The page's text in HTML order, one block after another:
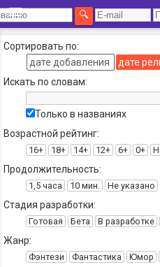
Сортировать по:
дате добавления
дате
Искать по словам:
Только в названиях
Возрастной рейтинг:
16+ 18+ 14+ 12+ 6+ 0+
Продолжительность:
1,5 часа 10 мин. Не указано
Стадия разработки:
Готовая Бета В разработке
Жанр:
Фэнтези Фантастика Юмор